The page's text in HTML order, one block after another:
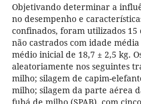
Objetivando determinar a
no desempenho e
confinados, foram utilizados
não castrados com idade
médio inicial de 18,7 ± 2,5 kg.
aleatoriamente nos seguintes
milho; silagem de capim-
milho; silagem da parte aérea